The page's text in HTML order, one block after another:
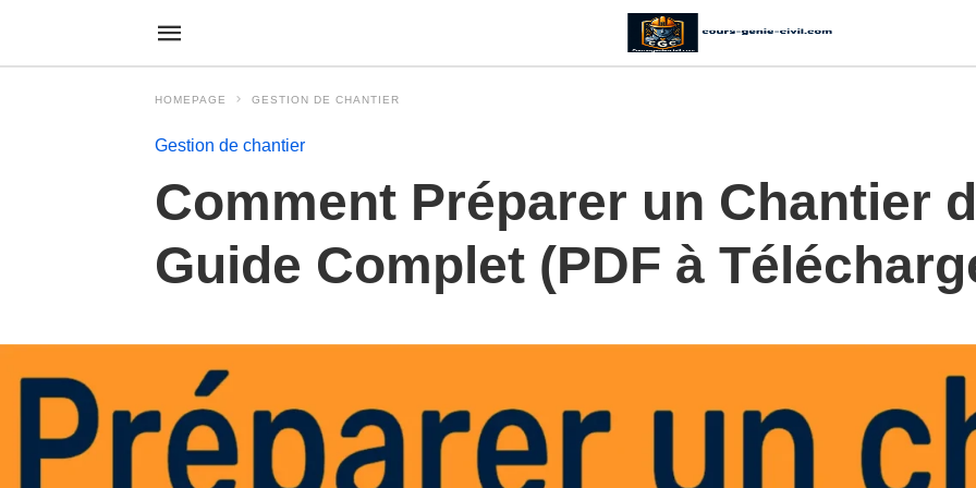
HOMEPAGE GESTION DE CHANTIER
Gestion de chantier
Comment Préparer un Chantier
Guide Complet (PDF à